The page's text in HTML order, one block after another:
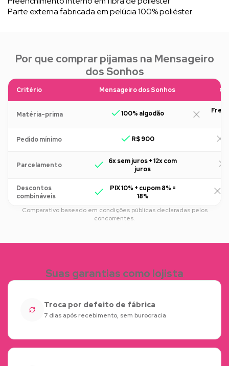
Parte externa fabricada em pelúcia 100% poliéster
Por que comprar pijamas na Mensageiro
dos Sonhos
Critério Mensageiro dos Sonhos
Matéria-prima 100% algodão
Pedido mínimo R$ 900
Parcelamento
6x sem juros + 12x com
juros
Descontos
combináveis
PIX 10% + cupom 8% =
18%
Comparativo baseado em condições públicas declaradas pelos
concorrentes.
Suas garantias como lojista
Troca por defeito de fábrica
7 dias após recebimento, sem burocracia